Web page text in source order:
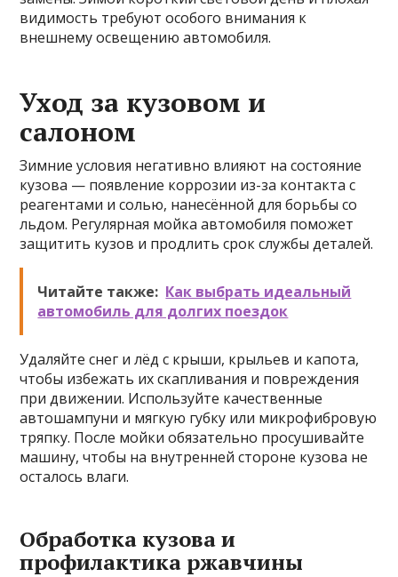
видимость требуют особого внимания к
внешнему освещению автомобиля.
Уход за кузовом и
салоном
Зимние условия негативно влияют на состояние
кузова — появление коррозии из-за контакта с
реагентами и солью, нанесённой для борьбы со
льдом. Регулярная мойка автомобиля поможет
защитить кузов и продлить срок службы деталей.
Читайте также: Как выбрать идеальный
автомобиль для долгих поездок
Удаляйте снег и лёд с крыши, крыльев и капота,
чтобы избежать их скапливания и повреждения
при движении. Используйте качественные
автошампуни и мягкую губку или микрофибровую
тряпку. После мойки обязательно просушивайте
машину, чтобы на внутренней стороне кузова не
осталось влаги.
Обработка кузова и
профилактика ржавчины